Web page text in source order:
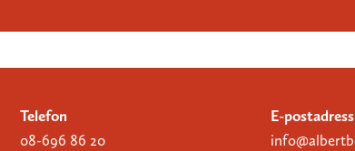
Telefon
08-696 86 20
E-postadress